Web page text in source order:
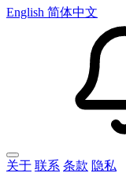
English 简体中文
关于 联系 条款 隐私